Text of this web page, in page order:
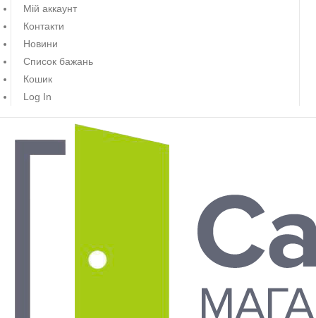
Мій аккаунт
Контакти
Новини
Список бажань
Кошик
Log In